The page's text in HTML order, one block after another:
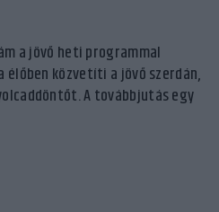
a jövő heti programmal
élőben közvetíti a jövő szerdán,
A továbbjutás egy